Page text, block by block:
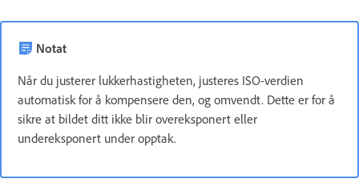
Notat
Når du justerer lukkerhastigheten, justeres ISO-verdien
automatisk for å kompensere den, og omvendt. Dette er for å
sikre at bildet ditt ikke blir overeksponert eller
undereksponert under opptak.